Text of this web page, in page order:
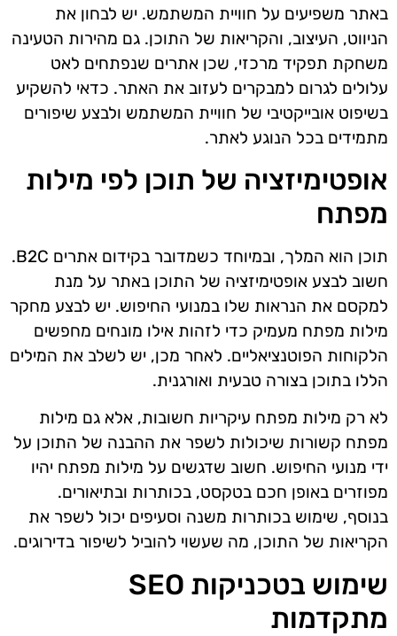
באתר משפיעים על חוויית המשתמש. יש לבחון את
הניווט, העיצוב, והקריאות של התוכן. גם מהירות הטעינה
משחקת תפקיד מרכזי, שכן אתרים שנפתחים לאט
עלולים לגרום למבקרים לעזוב את האתר. כדאי להשקיע
בשיפוט אובייקטיבי של חוויית המשתמש ולבצע שיפורים
מתמידים בכל הנוגע לאתר.
אופטימיזציה של תוכן לפי מילות
מפתח
תוכן הוא המלך, ובמיוחד כשמדובר בקידום אתרים B2C.
חשוב לבצע אופטימיזציה של התוכן באתר על מנת
למקסם את הנראות שלו במנועי החיפוש. יש לבצע מחקר
מילות מפתח מעמיק כדי לזהות אילו מונחים מחפשים
הלקוחות הפוטנציאליים. לאחר מכן, יש לשלב את המילים
הללו בתוכן בצורה טבעית ואורגנית.
לא רק מילות מפתח עיקריות חשובות, אלא גם מילות
מפתח קשורות שיכולות לשפר את ההבנה של התוכן על
ידי מנועי החיפוש. חשוב שדגשים על מילות מפתח יהיו
מפוזרים באופן חכם בטקסט, בכותרות ובתיאורים.
בנוסף, שימוש בכותרות משנה וסעיפים יכול לשפר את
הקריאות של התוכן, מה שעשוי להוביל לשיפור בדירוגים.
שימוש בטכניקות SEO
מתקדמות